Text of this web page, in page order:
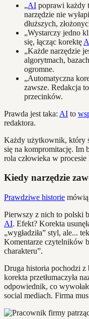
„AI poprawi każdy
narzędzie nie
dłuższych,
„Wystarczy jedno
się, łącząc korektę
„Każde narzędzie
algorytmach,
ogromne.
„Automatyczna
zawsze. Redakcja
przecinków.
Prawda jest taka: AI to
redaktora.
Każdy użytkownik, który
się na kompromitację. Im
rola człowieka w procesie
Kiedy narzędzie
Prawdziwe historie
Pierwszy z nich to polski
AI. Efekt? Korekta
„wygładziła” styl, ale...
Komentarze czytelników
charakteru”.
Druga historia pochodzi z
korekta przetłumaczyła
odpowiednik, co
social mediach. Firma